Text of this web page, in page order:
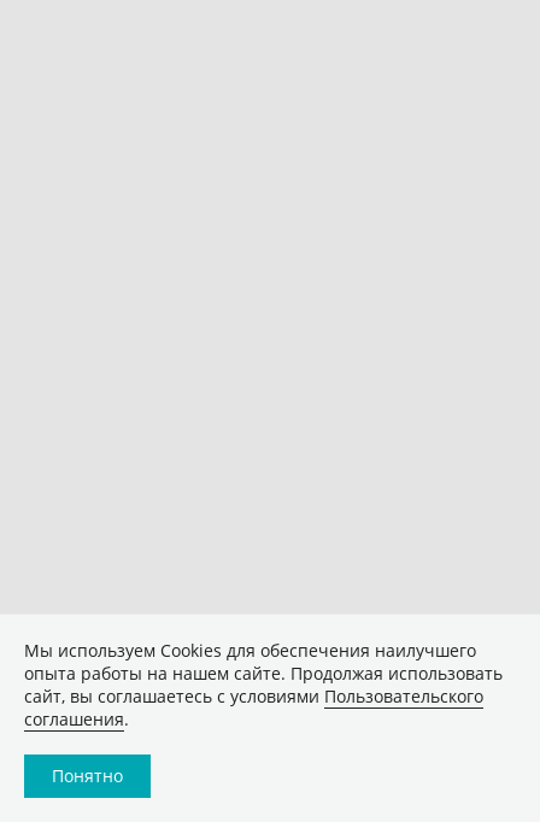
Мы используем Сookies для обеспечения наилучшего
опыта работы на нашем сайте. Продолжая использовать
сайт, вы соглашаетесь с условиями Пользовательского
соглашения.
Понятно